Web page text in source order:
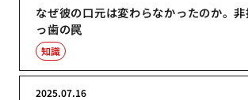
なぜ彼の口元は変わらなかったのか。
っ歯の罠
知識
2025.07.16